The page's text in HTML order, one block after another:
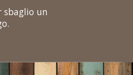
sbaglio un